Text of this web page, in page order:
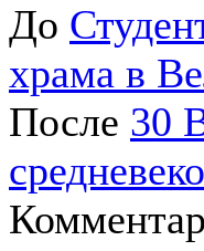
До
храма в
После 30